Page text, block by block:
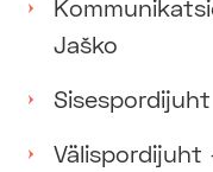
Jaško
Välispordijuht